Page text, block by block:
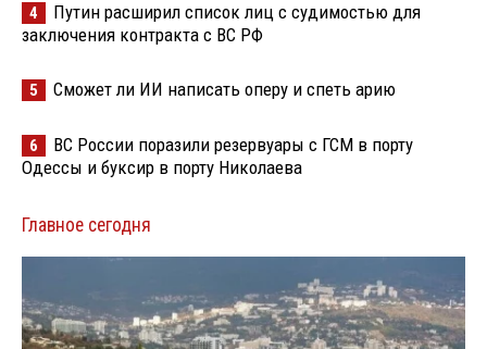
4
Путин расширил список лиц с судимостью для
заключения контракта с ВС РФ
5 Сможет ли ИИ написать оперу и спеть арию
6
ВС России поразили резервуары с ГСМ в порту
Одессы и буксир в порту Николаева
Главное сегодня